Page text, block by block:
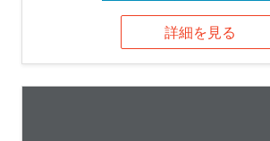
詳細を見る